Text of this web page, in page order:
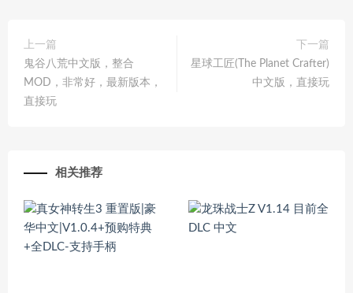
上一篇
鬼谷八荒中文版，整合
MOD，非常好，最新版本，
直接玩
下一篇
星球工匠(The Planet Crafter)
中文版，直接玩
相关推荐